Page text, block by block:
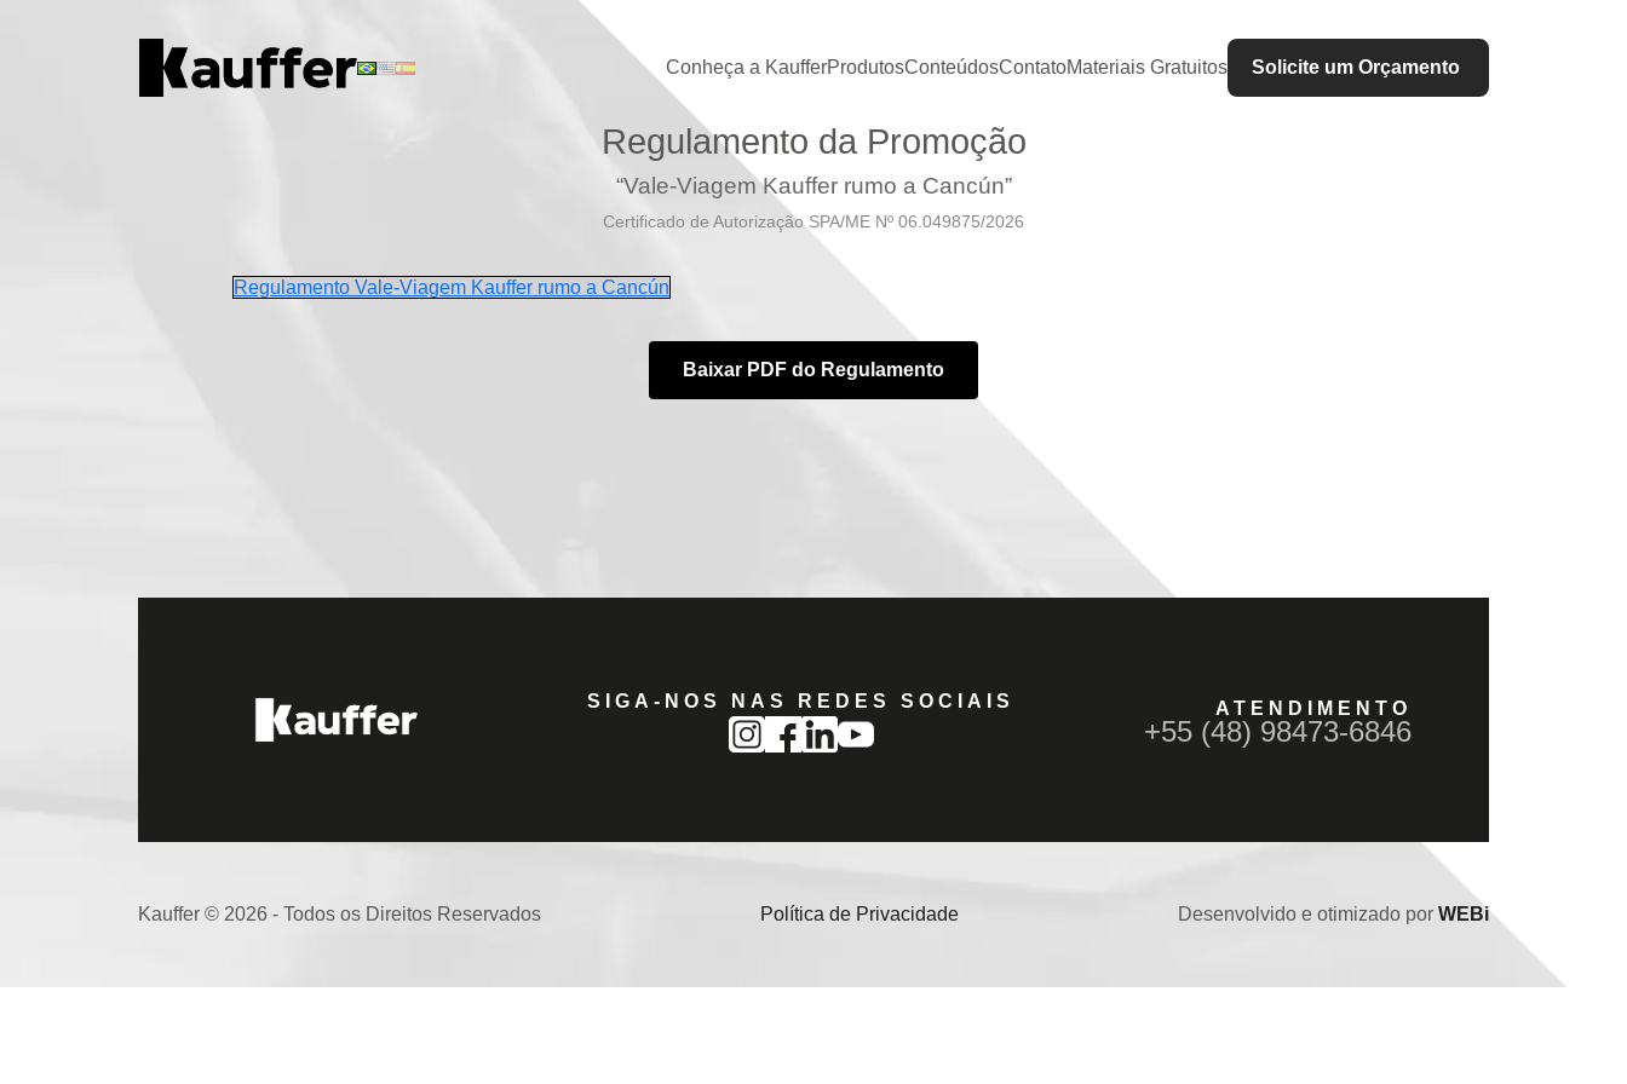
Contato
Conheça a KaufferProdutosConteúdosContatoMateriais Gratuitos Solicite um Orçamento
Regulamento da Promoção
“Vale-Viagem Kauffer rumo a Cancún”
Certificado de Autorização SPA/ME Nº 06.049875/2026
Regulamento Vale-Viagem Kauffer rumo a Cancún
Baixar PDF do Regulamento
SIGA-NOS NAS REDES SOCIAIS ATENDIMENTO
+55 (48) 98473-6846
Kauffer © 2026 - Todos os Direitos Reservados Política de Privacidade Desenvolvido e otimizado por WEBi